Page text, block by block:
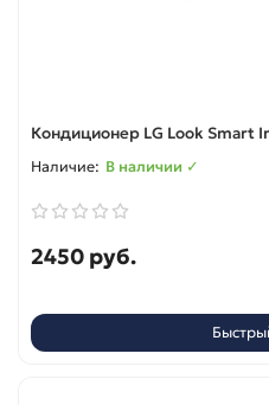
Кондиционер LG Look Smart
В наличии ✓
2450 руб.